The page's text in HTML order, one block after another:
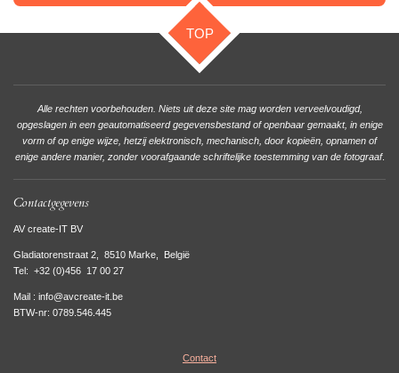
TOP
Alle rechten voorbehouden. Niets uit deze site mag worden verveelvoudigd,
opgeslagen in een geautomatiseerd gegevensbestand of openbaar gemaakt, in enige
vorm of op enige wijze, hetzij elektronisch, mechanisch, door kopieën, opnamen of
enige andere manier, zonder voorafgaande schriftelijke toestemming van de fotograaf.
Contactgegevens
AV create-IT BV
Gladiatorenstraat 2, 8510 Marke, België
Tel: +32 (0)456 17 00 27
Mail : info@avcreate-it.be
BTW-nr: 0789.546.445
Contact